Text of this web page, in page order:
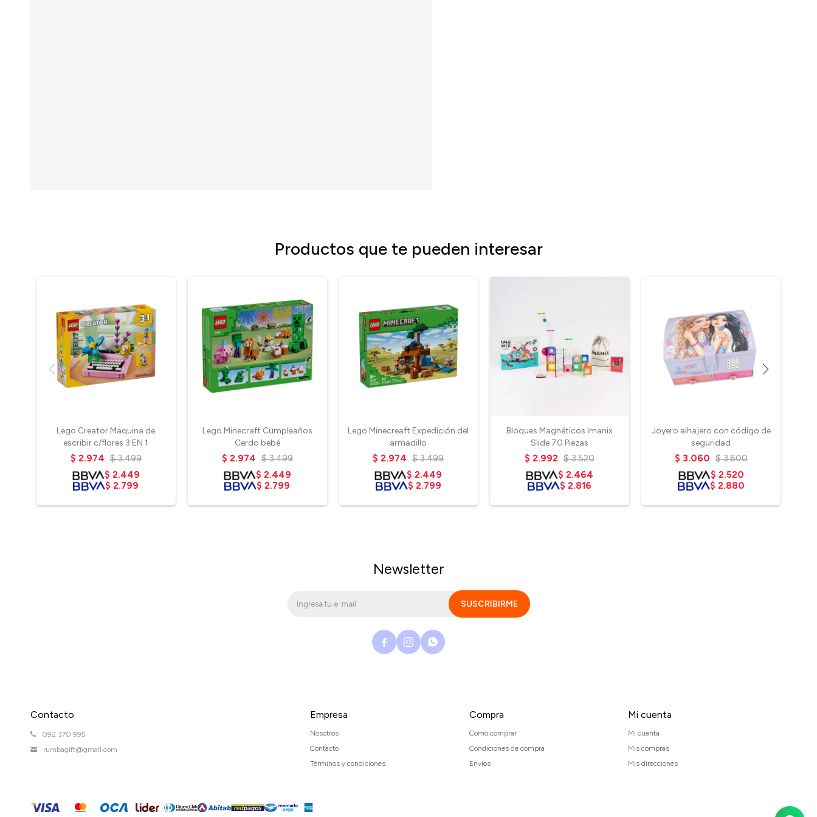
Productos que te pueden interesar
Lego Creator Maquina de
escribir c/flores 3 EN 1
$ 2.974 $ 3.499
$ 2.449
$ 2.799
Lego Minecraft Cumpleaños
Cerdo bebé
$ 2.974 $ 3.499
$ 2.449
$ 2.799
Lego Minecreaft Expedición del
armadillo
$ 2.974 $ 3.499
$ 2.449
$ 2.799
Bloques Magnéticos Imanix
Slide 70 Piezas
$ 2.992 $ 3.520
$ 2.464
$ 2.816
Joyero alhajero con código de
seguridad
$ 3.060 $ 3.600
$ 2.520
$ 2.880
Contacto
092 370 995
rumbagift@gmail.com
Empresa
Nosotros
Contacto
Términos y condiciones
Compra
Como comprar
Condiciones de compra
Envíos
Mi cuenta
Mi cuenta
Mis compras
Mis direcciones
Newsletter
SUSCRIBIRME
  